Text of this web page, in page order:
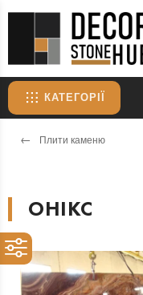
КАТЕГОРІЇ
Плити каменю
ОНІКС